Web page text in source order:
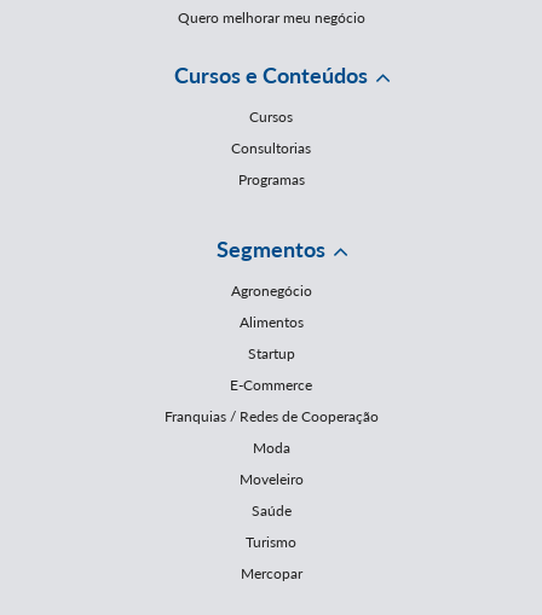
Quero melhorar meu negócio
Cursos e Conteúdos
Cursos
Consultorias
Programas
Segmentos
Agronegócio
Alimentos
Startup
E-Commerce
Franquias / Redes de Cooperação
Moda
Moveleiro
Saúde
Turismo
Mercopar